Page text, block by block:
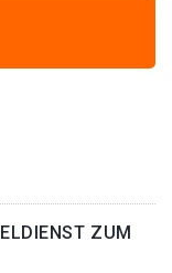
ZUM